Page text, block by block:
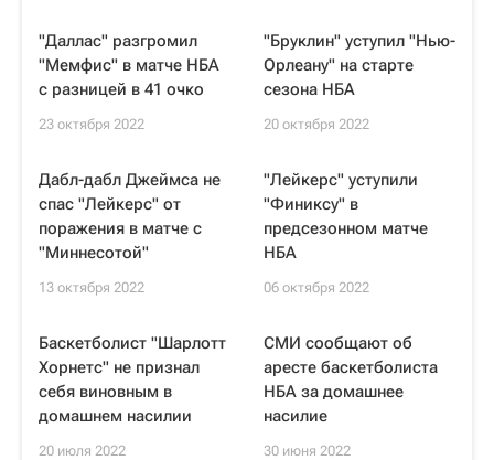
"Даллас" разгромил
"Мемфис" в матче НБА
с разницей в 41 очко
23 октября 2022
"Бруклин" уступил "Нью-
Орлеану" на старте
сезона НБА
20 октября 2022
Дабл-дабл Джеймса не
спас "Лейкерс" от
поражения в матче с
"Миннесотой"
13 октября 2022
"Лейкерс" уступили
"Финиксу" в
предсезонном матче
НБА
06 октября 2022
Баскетболист "Шарлотт
Хорнетс" не признал
себя виновным в
домашнем насилии
20 июля 2022
СМИ сообщают об
аресте баскетболиста
НБА за домашнее
насилие
30 июня 2022